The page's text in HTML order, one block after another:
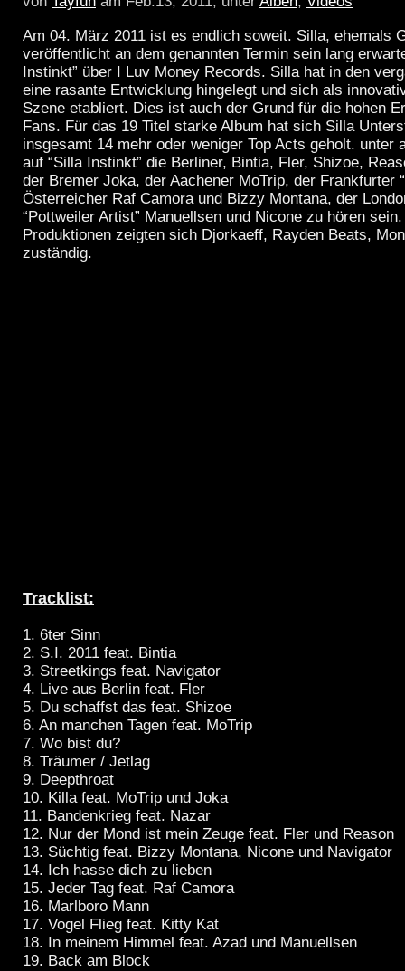
Am 04. März 2011 ist es endlich soweit. Silla, ehemals
veröffentlicht an dem genannten Termin sein lang
Instinkt” über I Luv Money Records. Silla hat in den
eine rasante Entwicklung hingelegt und sich als
Szene etabliert. Dies ist auch der Grund für die hohen
Fans. Für das 19 Titel starke Album hat sich Silla
insgesamt 14 mehr oder weniger Top Acts geholt. unter
auf “Silla Instinkt” die Berliner, Bintia, Fler, Shizoe,
der Bremer Joka, der Aachener MoTrip, der Frankfurter
Österreicher Raf Camora und Bizzy Montana, der
“Pottweiler Artist” Manuellsen und Nicone zu hören
Produktionen zeigten sich Djorkaeff, Rayden Beats,
zuständig.
Tracklist:
1. 6ter Sinn
2. S.I. 2011 feat. Bintia
3. Streetkings feat. Navigator
4. Live aus Berlin feat. Fler
5. Du schaffst das feat. Shizoe
6. An manchen Tagen feat. MoTrip
7. Wo bist du?
8. Träumer / Jetlag
9. Deepthroat
10. Killa feat. MoTrip und Joka
11. Bandenkrieg feat. Nazar
12. Nur der Mond ist mein Zeuge feat. Fler und Reason
13. Süchtig feat. Bizzy Montana, Nicone und Navigator
14. Ich hasse dich zu lieben
15. Jeder Tag feat. Raf Camora
16. Marlboro Mann
17. Vogel Flieg feat. Kitty Kat
18. In meinem Himmel feat. Azad und Manuellsen
19. Back am Block